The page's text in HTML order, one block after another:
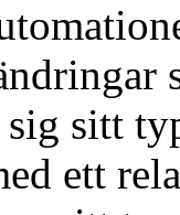
sig sitt
ett